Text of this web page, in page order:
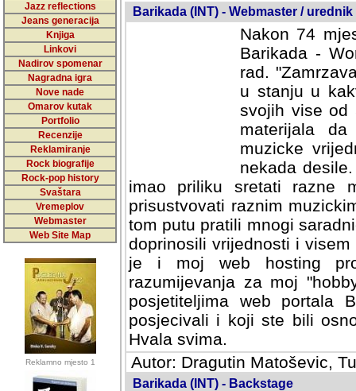
Jazz reflections
Jeans generacija
Knjiga
Linkovi
Nadirov spomenar
Nagradna igra
Nove nade
Omarov kutak
Portfolio
Recenzije
Reklamiranje
Rock biografije
Rock-pop history
Svaštara
Vremeplov
Webmaster
Web Site Map
Reklamno mjesto 1
Barikada (INT) - Webmaster / urednik
Nakon 74
Barikada -
rad.
u stanju u
svojih vise od
materijala
muzicke
nekada
imao priliku sretati razne
prisustvovati raznim
tom putu pratili mnogi
doprinosili vrijednosti i
je i moj web hosting
razumijevanja za moj
posjetiteljima web portala
posjecivali i koji ste bili
Hvala svima.
Autor: Dragutin Matoševic,
Barikada (INT) - Backstage